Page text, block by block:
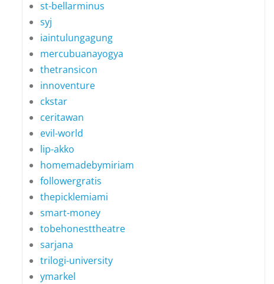
st-bellarminus
syj
iaintulungagung
mercubuanayogya
thetransicon
innoventure
ckstar
ceritawan
evil-world
lip-akko
homemadebymiriam
followergratis
thepicklemiami
smart-money
tobehonesttheatre
sarjana
trilogi-university
ymarkel